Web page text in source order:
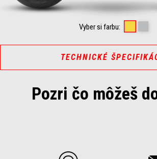
Vyber si farbu:
TECHNICKÉ
Pozri čo môžeš